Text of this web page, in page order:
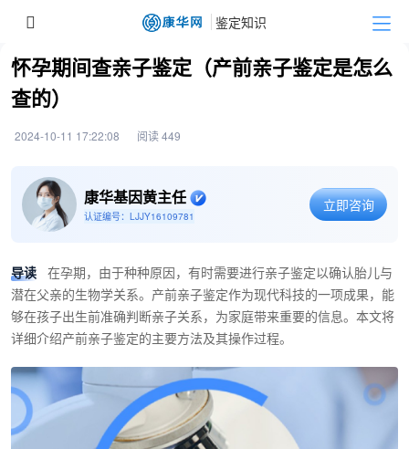
怀孕期间查亲子鉴定（产前亲子鉴定是怎么
查的）
2024-10-11 17:22:08 阅读 449
康华基因黄主任
认证编号：LJJY16109781
立即咨询
导读 在孕期，由于种种原因，有时需要进行亲子鉴定以确认胎儿与
潜在父亲的生物学关系。产前亲子鉴定作为现代科技的一项成果，能
够在孩子出生前准确判断亲子关系，为家庭带来重要的信息。本文将
详细介绍产前亲子鉴定的主要方法及其操作过程。